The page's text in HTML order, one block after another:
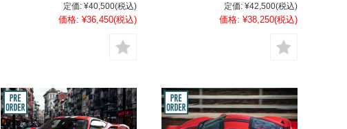
定価: ¥40,500(税込)
価格: ¥36,450(税込)
定価: ¥42,500(税込)
価格: ¥38,250(税込)